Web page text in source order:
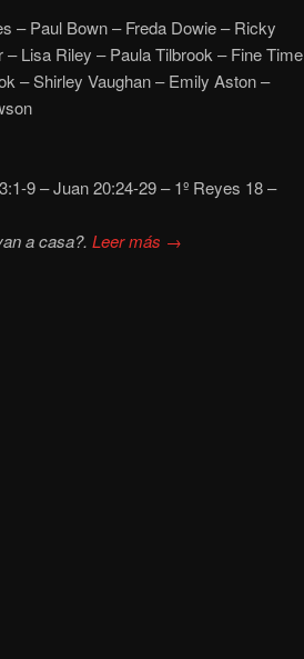
– Paul Bown – Freda Dowie – Ricky
Lisa Riley – Paula Tilbrook – Fine Time
– Shirley Vaughan – Emily Aston –
9 – Juan 20:24-29 – 1º Reyes 18 –
a casa?.Leer más →